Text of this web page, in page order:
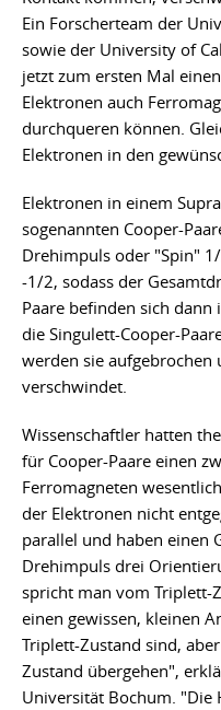
Ein Forscherteam der
sowie der University of
jetzt zum ersten Mal
Elektronen auch
durchqueren können.
Elektronen in den
Elektronen in einem
sogenannten Cooper-
Drehimpuls oder "Spin"
-1/2, sodass der
Paare befinden sich dann
die Singulett-Cooper-
werden sie aufgebrochen
verschwindet.
Wissenschaftler hatten
für Cooper-Paare einen
Ferromagneten
der Elektronen nicht
parallel und haben einen
Drehimpuls drei
spricht man vom Triplett-
einen gewissen, kleinen
Triplett-Zustand sind,
Zustand übergehen",
Universität Bochum. "Die